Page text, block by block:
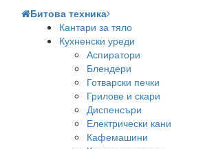
Битова техника
Кантари за тяло
Кухненски уреди
Аспиратори
Блендери
Готварски печки
Грилове и скари
Диспенсъри
Електрически кани
Кафемашини